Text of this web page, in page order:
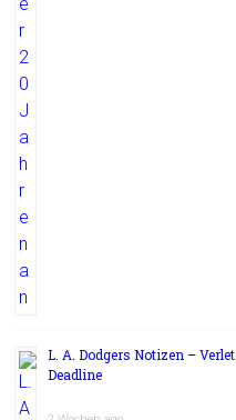
L. A. Dodgers Notizen –
Deadline